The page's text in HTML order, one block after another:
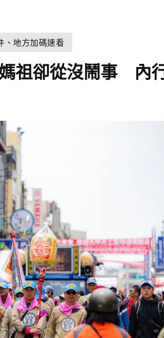
、地方加碼速看
祖卻從沒鬧事 內